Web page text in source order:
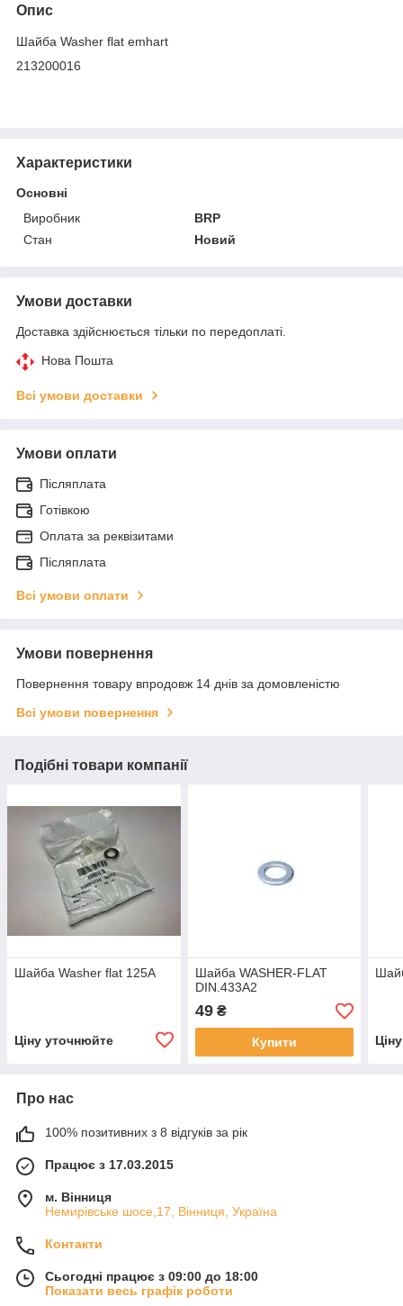
Опис
Шайба Washer flat emhart
213200016
Характеристики
Основні
Виробник
BRP
Стан
Новий
Умови доставки
Доставка здійснюється тільки по передоплаті.
Нова Пошта
Всі умови доставки
Умови оплати
Післяплата
Готівкою
Оплата за реквізитами
Післяплата
Всі умови оплати
Умови повернення
Повернення товару впродовж 14 днів за домовленістю
Всі умови повернення
Подібні товари компанії
Шайба Washer flat 125A
Ціну уточнюйте
Шайба WASHER-FLAT
DIN.433A2
49₴
Купити
Про нас
100% позитивних з 8 відгуків за рік
Працює з 17.03.2015
м. Вінниця
Немирівське шосе,17, Вінниця, Україна
Контакти
Сьогодні працює з 09:00 до 18:00
Показати весь графік роботи